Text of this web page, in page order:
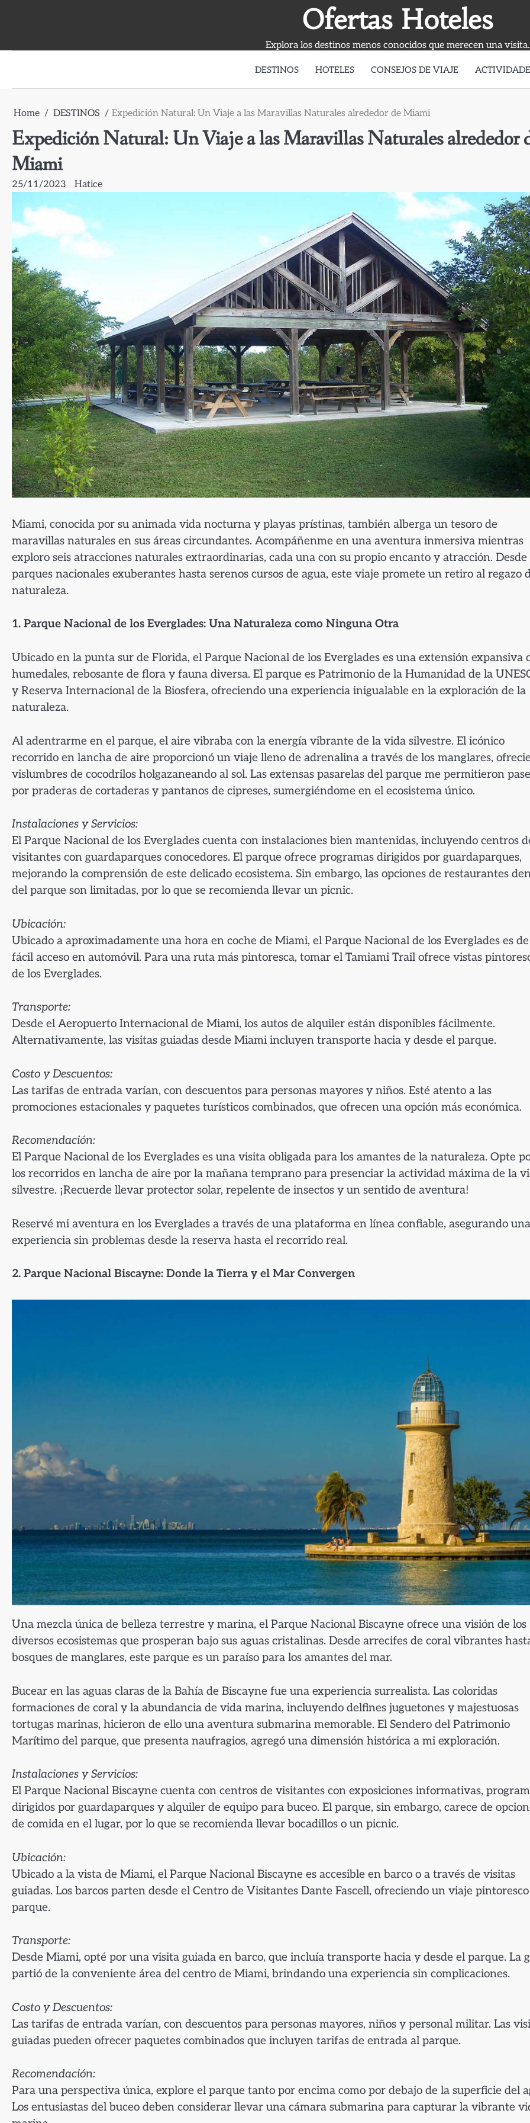
Ofertas Hoteles
Explora los destinos menos conocidos que merecen una visita.
DESTINOS HOTELES CONSEJOS DE VIAJE
Home DESTINOS Expedición Natural: Un Viaje a las Maravillas Naturales alrededor de Miami
Expedición Natural: Un Viaje a las Maravillas Naturales alrededor
Miami
25/11/2023 Hatice
Miami, conocida por su animada vida nocturna y playas prístinas, también alberga un tesoro de
maravillas naturales en sus áreas circundantes. Acompáñenme en una aventura inmersiva mientras
exploro seis atracciones naturales extraordinarias, cada una con su propio encanto y atracción. Desde
parques nacionales exuberantes hasta serenos cursos de agua, este viaje promete un retiro al regazo
naturaleza.
1. Parque Nacional de los Everglades: Una Naturaleza como Ninguna Otra
Ubicado en la punta sur de Florida, el Parque Nacional de los Everglades es una extensión expansiva
humedales, rebosante de flora y fauna diversa. El parque es Patrimonio de la Humanidad de la
y Reserva Internacional de la Biosfera, ofreciendo una experiencia inigualable en la exploración de la
naturaleza.
Al adentrarme en el parque, el aire vibraba con la energía vibrante de la vida silvestre. El icónico
recorrido en lancha de aire proporcionó un viaje lleno de adrenalina a través de los manglares,
vislumbres de cocodrilos holgazaneando al sol. Las extensas pasarelas del parque me permitieron
por praderas de cortaderas y pantanos de cipreses, sumergiéndome en el ecosistema único.
Instalaciones y Servicios:
El Parque Nacional de los Everglades cuenta con instalaciones bien mantenidas, incluyendo centros
visitantes con guardaparques conocedores. El parque ofrece programas dirigidos por guardaparques,
mejorando la comprensión de este delicado ecosistema. Sin embargo, las opciones de restaurantes
del parque son limitadas, por lo que se recomienda llevar un picnic.
Ubicación:
Ubicado a aproximadamente una hora en coche de Miami, el Parque Nacional de los Everglades es de
fácil acceso en automóvil. Para una ruta más pintoresca, tomar el Tamiami Trail ofrece vistas
de los Everglades.
Transporte:
Desde el Aeropuerto Internacional de Miami, los autos de alquiler están disponibles fácilmente.
Alternativamente, las visitas guiadas desde Miami incluyen transporte hacia y desde el parque.
Costo y Descuentos:
Las tarifas de entrada varían, con descuentos para personas mayores y niños. Esté atento a las
promociones estacionales y paquetes turísticos combinados, que ofrecen una opción más económica.
Recomendación:
El Parque Nacional de los Everglades es una visita obligada para los amantes de la naturaleza. Opte
los recorridos en lancha de aire por la mañana temprano para presenciar la actividad máxima de la
silvestre. ¡Recuerde llevar protector solar, repelente de insectos y un sentido de aventura!
Reservé mi aventura en los Everglades a través de una plataforma en línea confiable, asegurando una
experiencia sin problemas desde la reserva hasta el recorrido real.
2. Parque Nacional Biscayne: Donde la Tierra y el Mar Convergen
Una mezcla única de belleza terrestre y marina, el Parque Nacional Biscayne ofrece una visión de los
diversos ecosistemas que prosperan bajo sus aguas cristalinas. Desde arrecifes de coral vibrantes
bosques de manglares, este parque es un paraíso para los amantes del mar.
Bucear en las aguas claras de la Bahía de Biscayne fue una experiencia surrealista. Las coloridas
formaciones de coral y la abundancia de vida marina, incluyendo delfines juguetones y majestuosas
tortugas marinas, hicieron de ello una aventura submarina memorable. El Sendero del Patrimonio
Marítimo del parque, que presenta naufragios, agregó una dimensión histórica a mi exploración.
Instalaciones y Servicios:
El Parque Nacional Biscayne cuenta con centros de visitantes con exposiciones informativas,
dirigidos por guardaparques y alquiler de equipo para buceo. El parque, sin embargo, carece de
de comida en el lugar, por lo que se recomienda llevar bocadillos o un picnic.
Ubicación:
Ubicado a la vista de Miami, el Parque Nacional Biscayne es accesible en barco o a través de visitas
guiadas. Los barcos parten desde el Centro de Visitantes Dante Fascell, ofreciendo un viaje
parque.
Transporte:
Desde Miami, opté por una visita guiada en barco, que incluía transporte hacia y desde el parque. La
partió de la conveniente área del centro de Miami, brindando una experiencia sin complicaciones.
Costo y Descuentos:
Las tarifas de entrada varían, con descuentos para personas mayores, niños y personal militar. Las
guiadas pueden ofrecer paquetes combinados que incluyen tarifas de entrada al parque.
Recomendación:
Para una perspectiva única, explore el parque tanto por encima como por debajo de la superficie del
Los entusiastas del buceo deben considerar llevar una cámara submarina para capturar la vibrante